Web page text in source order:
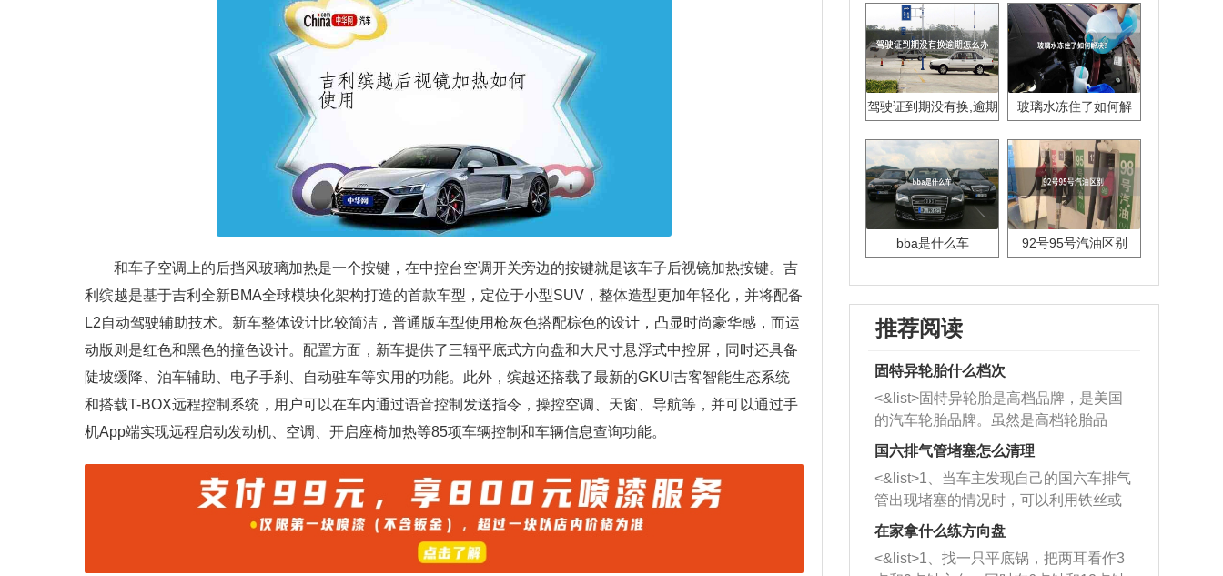
和车子空调上的后挡风玻璃加热是一个按键，在中控台空调开关旁边的按键就是该车子后视镜加热按键。吉
利缤越是基于吉利全新BMA全球模块化架构打造的首款车型，定位于小型SUV，整体造型更加年轻化，并将配备
L2自动驾驶辅助技术。新车整体设计比较简洁，普通版车型使用枪灰色搭配棕色的设计，凸显时尚豪华感，而运
动版则是红色和黑色的撞色设计。配置方面，新车提供了三辐平底式方向盘和大尺寸悬浮式中控屏，同时还具备
陡坡缓降、泊车辅助、电子手刹、自动驻车等实用的功能。此外，缤越还搭载了最新的GKUI吉客智能生态系统
和搭载T-BOX远程控制系统，用户可以在车内通过语音控制发送指令，操控空调、天窗、导航等，并可以通过手
机App端实现远程启动发动机、空调、开启座椅加热等85项车辆控制和车辆信息查询功能。
驾驶证到期没有换,逾期
玻璃水冻住了如何解
bba是什么车 92号95号汽油区别
推荐阅读
固特异轮胎什么档次
<&list>固特异轮胎是高档品牌，是美国
的汽车轮胎品牌。虽然是高档轮胎品
牌，但是中高低端的轮胎都有生产，这
也是为了更好的开拓市场。
国六排气管堵塞怎么清理
<&list>1、当车主发现自己的国六车排气
管出现堵塞的情况时，可以利用铁丝或
者是细棍，直接将杂物给取出来，如果
堵塞情况比较严重，也可以采取应急措
施。 <&list>2、直接利用木棍将所有的
在家拿什么练方向盘
<&list>1、找一只平底锅，把两耳看作3